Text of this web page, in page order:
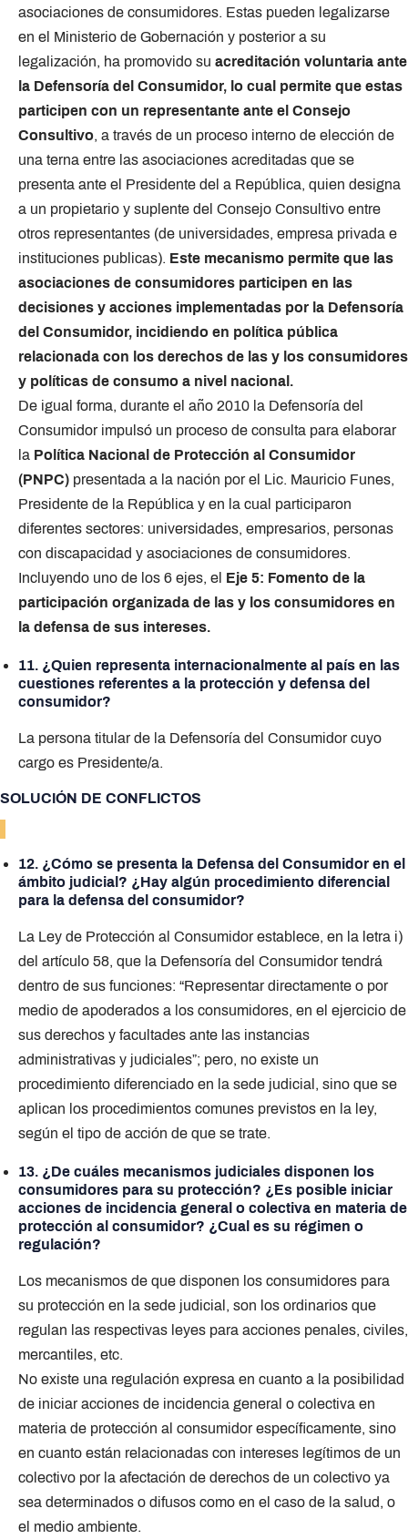
asociaciones de consumidores. Estas pueden legalizarse
en el Ministerio de Gobernación y posterior a su
legalización, ha promovido su acreditación voluntaria ante
la Defensoría del Consumidor, lo cual permite que estas
participen con un representante ante el Consejo
Consultivo, a través de un proceso interno de elección de
una terna entre las asociaciones acreditadas que se
presenta ante el Presidente del a República, quien designa
a un propietario y suplente del Consejo Consultivo entre
otros representantes (de universidades, empresa privada e
instituciones publicas). Este mecanismo permite que las
asociaciones de consumidores participen en las
decisiones y acciones implementadas por la Defensoría
del Consumidor, incidiendo en política pública
relacionada con los derechos de las y los consumidores
y políticas de consumo a nivel nacional.
De igual forma, durante el año 2010 la Defensoría del
Consumidor impulsó un proceso de consulta para elaborar
la Política Nacional de Protección al Consumidor
(PNPC) presentada a la nación por el Lic. Mauricio Funes,
Presidente de la República y en la cual participaron
diferentes sectores: universidades, empresarios, personas
con discapacidad y asociaciones de consumidores.
Incluyendo uno de los 6 ejes, el Eje 5: Fomento de la
participación organizada de las y los consumidores en
la defensa de sus intereses.
11. ¿Quien representa internacionalmente al país en las
cuestiones referentes a la protección y defensa del
consumidor?
La persona titular de la Defensoría del Consumidor cuyo
cargo es Presidente/a.
SOLUCIÓN DE CONFLICTOS
12. ¿Cómo se presenta la Defensa del Consumidor en el
ámbito judicial? ¿Hay algún procedimiento diferencial
para la defensa del consumidor?
La Ley de Protección al Consumidor establece, en la letra i)
del artículo 58, que la Defensoría del Consumidor tendrá
dentro de sus funciones: “Representar directamente o por
medio de apoderados a los consumidores, en el ejercicio de
sus derechos y facultades ante las instancias
administrativas y judiciales”; pero, no existe un
procedimiento diferenciado en la sede judicial, sino que se
aplican los procedimientos comunes previstos en la ley,
según el tipo de acción de que se trate.
13. ¿De cuáles mecanismos judiciales disponen los
consumidores para su protección? ¿Es posible iniciar
acciones de incidencia general o colectiva en materia de
protección al consumidor? ¿Cual es su régimen o
regulación?
Los mecanismos de que disponen los consumidores para
su protección en la sede judicial, son los ordinarios que
regulan las respectivas leyes para acciones penales, civiles,
mercantiles, etc.
No existe una regulación expresa en cuanto a la posibilidad
de iniciar acciones de incidencia general o colectiva en
materia de protección al consumidor específicamente, sino
en cuanto están relacionadas con intereses legítimos de un
colectivo por la afectación de derechos de un colectivo ya
sea determinados o difusos como en el caso de la salud, o
el medio ambiente.